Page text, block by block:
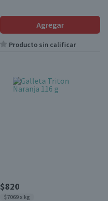
Agregar
Producto sin calificar
$820
$7069 x kg